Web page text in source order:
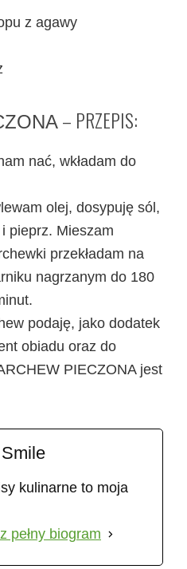
z agawy
– PRZEPIS:
nać, wkładam do
olej, dosypuję sól,
pieprz. Mieszam
przekładam na
nagrzanym do 180
podaję, jako dodatek
obiadu oraz do
PIECZONA jest
kulinarne to moja
pełny biogram